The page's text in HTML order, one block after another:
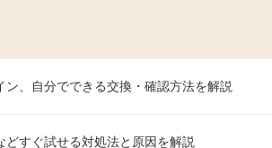
、自分でできる交換・確認方法を解説
すぐ試せる対処法と原因を解説